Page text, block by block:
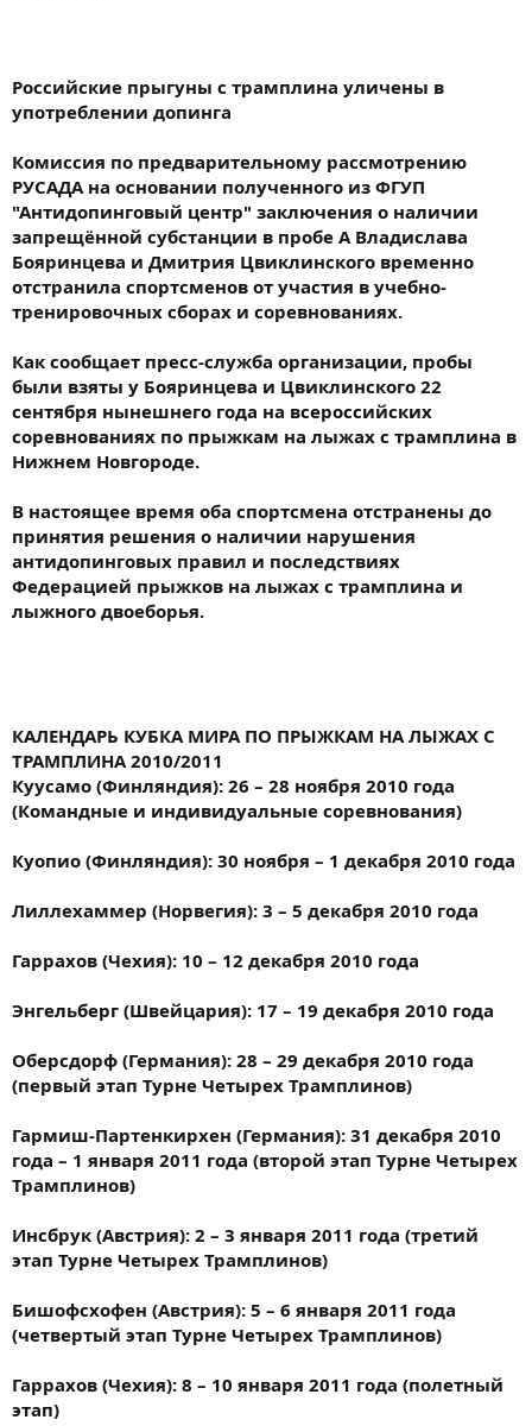
Российские прыгуны с трамплина уличены в
употреблении допинга
Комиссия по предварительному рассмотрению
РУСАДА на основании полученного из ФГУП
"Антидопинговый центр" заключения о наличии
запрещённой субстанции в пробе А Владислава
Бояринцева и Дмитрия Цвиклинского временно
отстранила спортсменов от участия в учебно-
тренировочных сборах и соревнованиях.
Как сообщает пресс-служба организации, пробы
были взяты у Бояринцева и Цвиклинского 22
сентября нынешнего года на всероссийских
соревнованиях по прыжкам на лыжах с трамплина в
Нижнем Новгороде.
В настоящее время оба спортсмена отстранены до
принятия решения о наличии нарушения
антидопинговых правил и последствиях
Федерацией прыжков на лыжах с трамплина и
лыжного двоеборья.
КАЛЕНДАРЬ КУБКА МИРА ПО ПРЫЖКАМ НА ЛЫЖАХ С
ТРАМПЛИНА 2010/2011
Куусамо (Финляндия): 26 – 28 ноября 2010 года
(Командные и индивидуальные соревнования)
Куопио (Финляндия): 30 ноября – 1 декабря 2010 года
Лиллехаммер (Норвегия): 3 – 5 декабря 2010 года
Гаррахов (Чехия): 10 – 12 декабря 2010 года
Энгельберг (Швейцария): 17 – 19 декабря 2010 года
Оберсдорф (Германия): 28 – 29 декабря 2010 года
(первый этап Турне Четырех Трамплинов)
Гармиш-Партенкирхен (Германия): 31 декабря 2010
года – 1 января 2011 года (второй этап Турне Четырех
Трамплинов)
Инсбрук (Австрия): 2 – 3 января 2011 года (третий
этап Турне Четырех Трамплинов)
Бишофсхофен (Австрия): 5 – 6 января 2011 года
(четвертый этап Турне Четырех Трамплинов)
Гаррахов (Чехия): 8 – 10 января 2011 года (полетный
этап)